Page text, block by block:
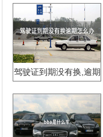
驾驶证到期没有换,逾期